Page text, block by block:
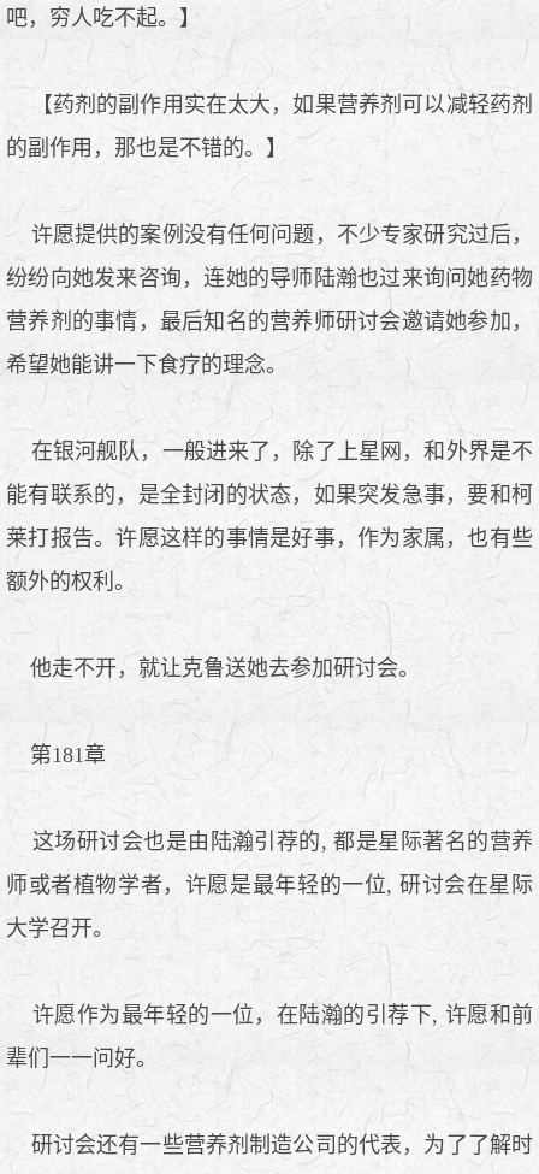
吧，穷人吃不起。】
【药剂的副作用实在太大，如果营养剂可以减轻药剂
的副作用，那也是不错的。】
许愿提供的案例没有任何问题，不少专家研究过后，
纷纷向她发来咨询，连她的导师陆瀚也过来询问她药物
营养剂的事情，最后知名的营养师研讨会邀请她参加，
希望她能讲一下食疗的理念。
在银河舰队，一般进来了，除了上星网，和外界是不
能有联系的，是全封闭的状态，如果突发急事，要和柯
莱打报告。许愿这样的事情是好事，作为家属，也有些
额外的权利。
他走不开，就让克鲁送她去参加研讨会。
第181章
这场研讨会也是由陆瀚引荐的, 都是星际著名的营养
师或者植物学者，许愿是最年轻的一位, 研讨会在星际
大学召开。
许愿作为最年轻的一位，在陆瀚的引荐下, 许愿和前
辈们一一问好。
研讨会还有一些营养剂制造公司的代表，为了了解时